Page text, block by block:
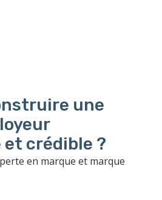
une
crédible ?
en marque et marque